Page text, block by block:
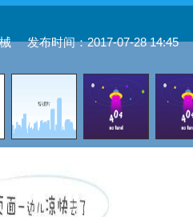
发布时间：2017-07-28 14:45